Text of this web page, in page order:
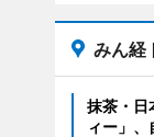
みん経
抹茶・日
ィー」